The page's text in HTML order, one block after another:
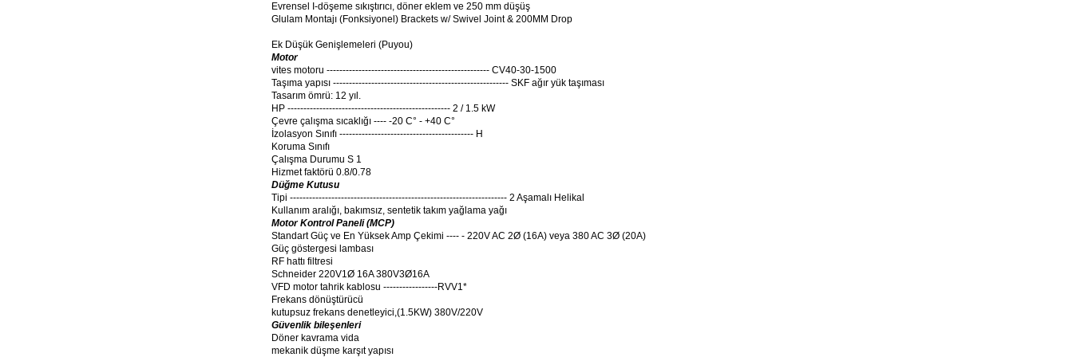
Evrensel I-döşeme sıkıştırıcı, döner eklem ve 250 mm düşüş
Glulam Montajı (Fonksiyonel) Brackets w/ Swivel Joint & 200MM Drop
Ek Düşük Genişlemeleri (Puyou)
Motor
vites motoru --------------------------------------------------- CV40-30-1500
Taşıma yapısı ------------------------------------------------------- SKF ağır yük taşıması
Tasarım ömrü: 12 yıl.
HP --------------------------------------------------- 2 / 1.5 kW
Çevre çalışma sıcaklığı ---- -20 C° - +40 C°
İzolasyon Sınıfı ------------------------------------------ H
Koruma Sınıfı
Çalışma Durumu S 1
Hizmet faktörü 0.8/0.78
Düğme Kutusu
Tipi -------------------------------------------------------------------- 2 Aşamalı Helikal
Kullanım aralığı, bakımsız, sentetik takım yağlama yağı
Motor Kontrol Paneli (MCP)
Standart Güç ve En Yüksek Amp Çekimi ---- - 220V AC 2Ø (16A) veya 380 AC 3Ø (20A)
Güç göstergesi lambası
RF hattı filtresi
Schneider 220V1Ø 16A 380V3Ø16A
VFD motor tahrik kablosu -----------------RVV1*
Frekans dönüştürücü
kutupsuz frekans denetleyici,(1.5KW) 380V/220V
Güvenlik bileşenleri
Döner kavrama vida
mekanik düşme karşıt yapısı